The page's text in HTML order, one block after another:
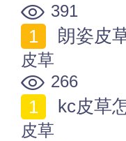
391
朗姿皮
皮草
266
kc皮草
皮草